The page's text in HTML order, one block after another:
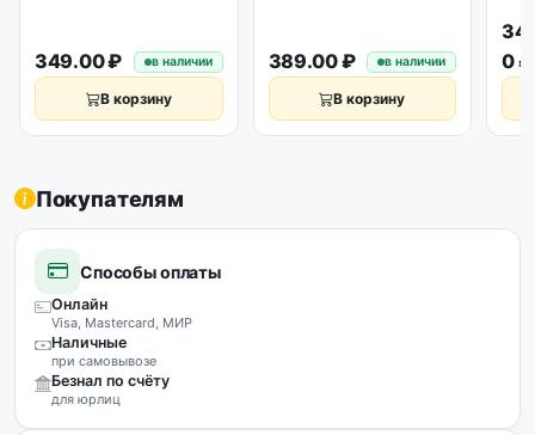
349.00 ₽ в наличии
В корзину
389.00 ₽ в наличии
В корзину
0 ₽
Покупателям
Способы оплаты
Онлайн
Visa, Mastercard, МИР
Наличные
при самовывозе
Безнал по счёту
для юрлиц